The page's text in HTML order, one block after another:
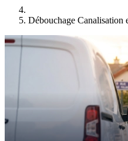
Débouchage Canalisation